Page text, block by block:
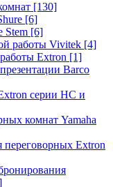
[130]
[6]
Stem [6]
работы Vivitek [4]
Extron [1]
Barco
серии HC и
комнат Yamaha
переговорных Extron